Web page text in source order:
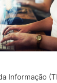
Informação